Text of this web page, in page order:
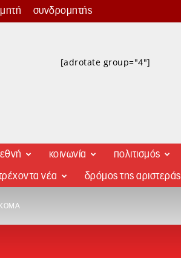
συνδρομητής
[adrotate group="4"]
κοινωνία πολιτισμός
νέα δρόμος της αριστεράς